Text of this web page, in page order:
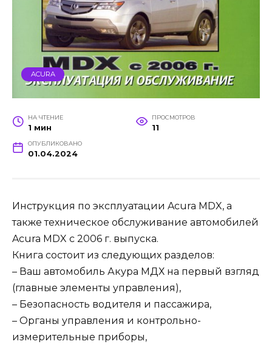
ACURA
НА ЧТЕНИЕ
1 мин
ПРОСМОТРОВ
11
ОПУБЛИКОВАНО
01.04.2024
Инструкция по эксплуатации Acura MDX, а
также техническое обслуживание автомобилей
Acura MDX с 2006 г. выпуска.
Книга состоит из следующих разделов:
– Ваш автомобиль Акура МДХ на первый взгляд
(главные элементы управления),
– Безопасность водителя и пассажира,
– Органы управления и контрольно-
измерительные приборы,